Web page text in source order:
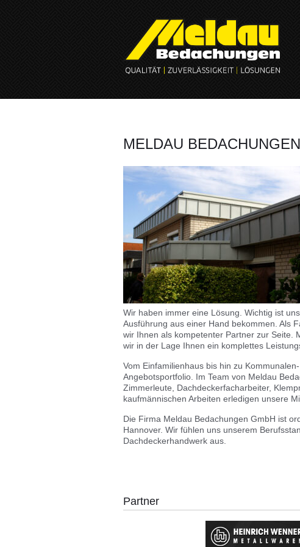
MELDAU
Wir haben immer eine Lösung. Wichtig ist
Ausführung aus einer Hand bekommen. Als
wir Ihnen als kompetenter Partner zur Seite.
wir in der Lage Ihnen ein komplettes
Vom Einfamilienhaus bis hin zu
Angebotsportfolio. Im Team von Meldau
Zimmerleute, Dachdeckerfacharbeiter,
kaufmännischen Arbeiten erledigen unsere
Die Firma Meldau Bedachungen GmbH ist
Hannover. Wir fühlen uns unserem
Dachdeckerhandwerk aus.
Partner